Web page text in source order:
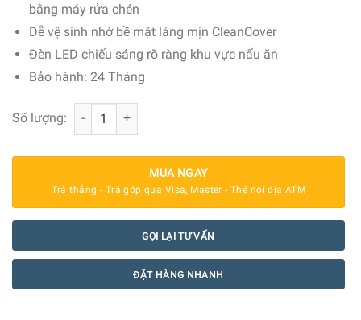
bằng máy rửa chén
Dễ vệ sinh nhờ bề mặt láng mịn CleanCover
Đèn LED chiếu sáng rõ ràng khu vực nấu ăn
Bảo hành: 24 Tháng
Số lượng: Máy hút mùi âm tủ Miele DAS 2620 số lượng
MUA NGAY
Trả thẳng - Trả góp qua Visa, Master - Thẻ nội địa ATM
GỌI LẠI TƯ VẤN
ĐẶT HÀNG NHANH